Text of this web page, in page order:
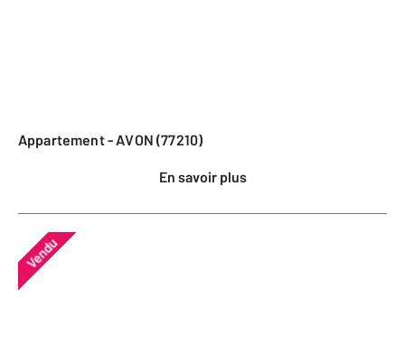
Appartement - AVON (77210)
En savoir plus
Vendu